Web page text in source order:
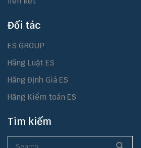
Đối tác
ES GROUP
Hãng Luật ES
Hãng Định Giá ES
Hãng Kiểm toán ES
Tìm kiếm